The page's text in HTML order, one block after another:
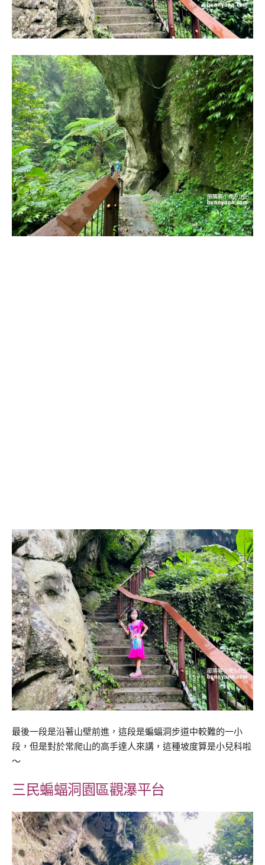
最後一段是沿著山壁前進，這段是蝙蝠洞步道中較難的一小
段，但是對於常爬山的高手達人來講，這種坡度算是小兒科啦
～
三民蝙蝠洞園區觀瀑平台